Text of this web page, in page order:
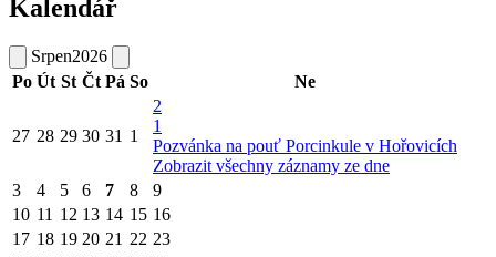
Kalendář
Srpen2026
Po Út St Čt Pá So Ne
27 28 29 30 31 1
2
1
Pozvánka na pouť Porcinkule v Hořovicích
Zobrazit všechny záznamy ze dne
3
4 5 6 7 8
9
10 11 12 13 14 15 16
17 18 19 20 21 22 23